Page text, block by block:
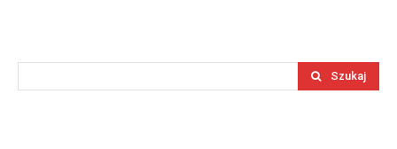
Szukaj